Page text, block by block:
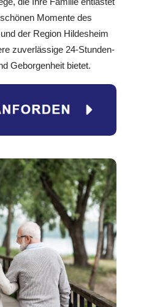
Momente des
der Region Hildesheim
zuverlässige 24-Stunden-
Geborgenheit bietet.